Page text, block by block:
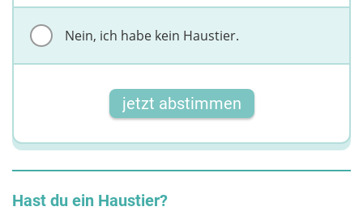
Nein, ich habe kein Haustier.
jetzt abstimmen
Hast du ein Haustier?